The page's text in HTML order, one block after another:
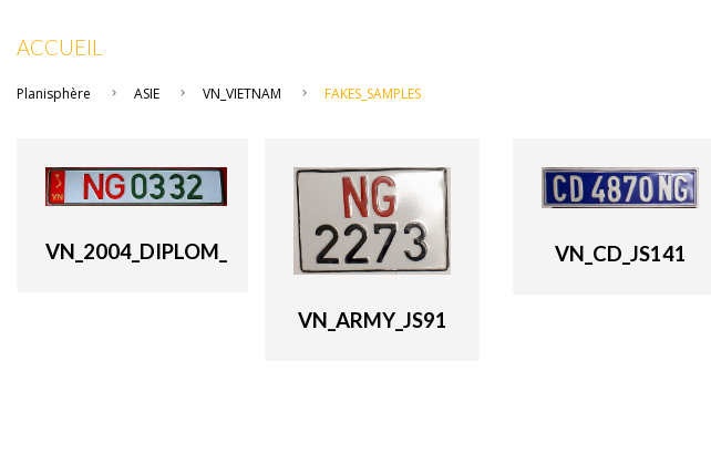
ACCUEIL
Planisphère ASIE VN_VIETNAM FAKES_SAMPLES
VN_2004_DIPLOM_
VN_ARMY_JS91
VN_CD_JS141